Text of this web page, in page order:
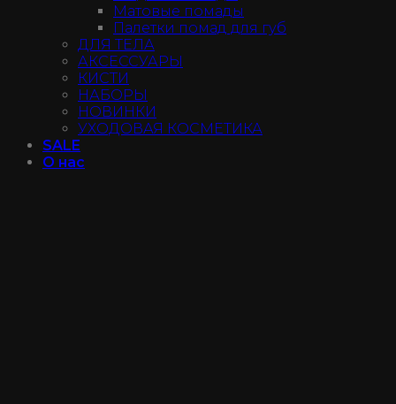
Матовые помады
Палетки помад для губ
ДЛЯ ТЕЛА
АКСЕССУАРЫ
КИСТИ
НАБОРЫ
НОВИНКИ
УХОДОВАЯ КОСМЕТИКА
SALE
О нас